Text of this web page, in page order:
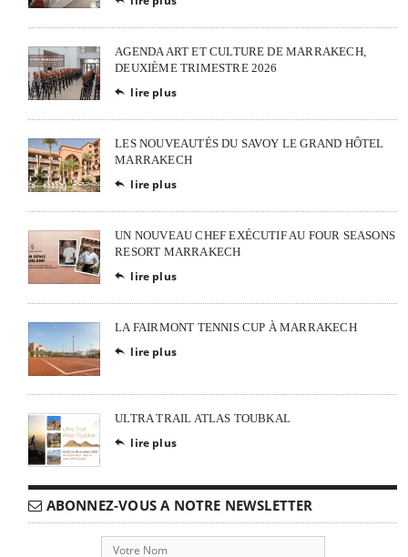
AGENDA ART ET CULTURE DE MARRAKECH,
DEUXIÈME TRIMESTRE 2026
 lire plus
LES NOUVEAUTÉS DU SAVOY LE GRAND HÔTEL
MARRAKECH
 lire plus
UN NOUVEAU CHEF EXÉCUTIF AU FOUR SEASONS
RESORT MARRAKECH
 lire plus
LA FAIRMONT TENNIS CUP À MARRAKECH
 lire plus
ULTRA TRAIL ATLAS TOUBKAL
 lire plus
ABONNEZ-VOUS A NOTRE NEWSLETTER